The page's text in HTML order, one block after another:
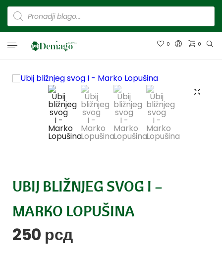
0 0
UBIJ BLIŽNJEG SVOG I –
MARKO LOPUŠINA
250 рсд